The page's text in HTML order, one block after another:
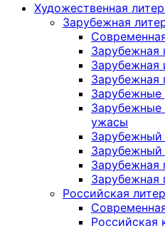
Художественная
Зарубежная
Зарубежная
Зарубежная
Зарубежная
Зарубежные
Зарубежные
ужасы
Зарубежный
Зарубежная
Зарубежная
Российская
Российская